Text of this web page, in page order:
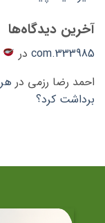
آخرین دیدگاه‌ها
333985.com در
احمد رضا رزمی در
برداشت کرد؟